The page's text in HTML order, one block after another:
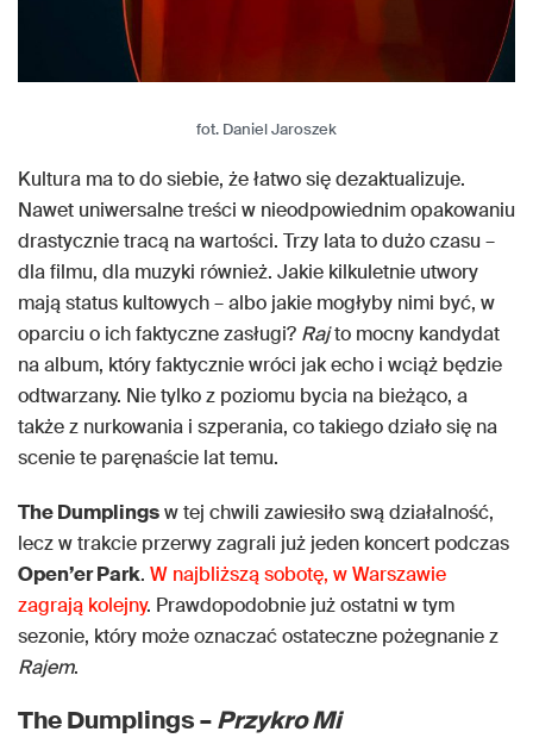
fot. Daniel Jaroszek
Kultura ma to do siebie, że łatwo się dezaktualizuje.
Nawet uniwersalne treści w nieodpowiednim opakowaniu
drastycznie tracą na wartości. Trzy lata to dużo czasu –
dla filmu, dla muzyki również. Jakie kilkuletnie utwory
mają status kultowych – albo jakie mogłyby nimi być, w
oparciu o ich faktyczne zasługi? Rajto mocny kandydat
na album, który faktycznie wróci jak echo i wciąż będzie
odtwarzany. Nie tylko z poziomu bycia na bieżąco, a
także z nurkowania i szperania, co takiego działo się na
scenie te paręnaście lat temu.
The Dumplingsw tej chwili zawiesiło swą działalność,
lecz w trakcie przerwy zagrali już jeden koncert podczas
Open’er Park. W najbliższą sobotę, w Warszawie
zagrają kolejny. Prawdopodobnie już ostatni w tym
sezonie, który może oznaczać ostateczne pożegnanie z
Rajem.
The Dumplings –Przykro Mi